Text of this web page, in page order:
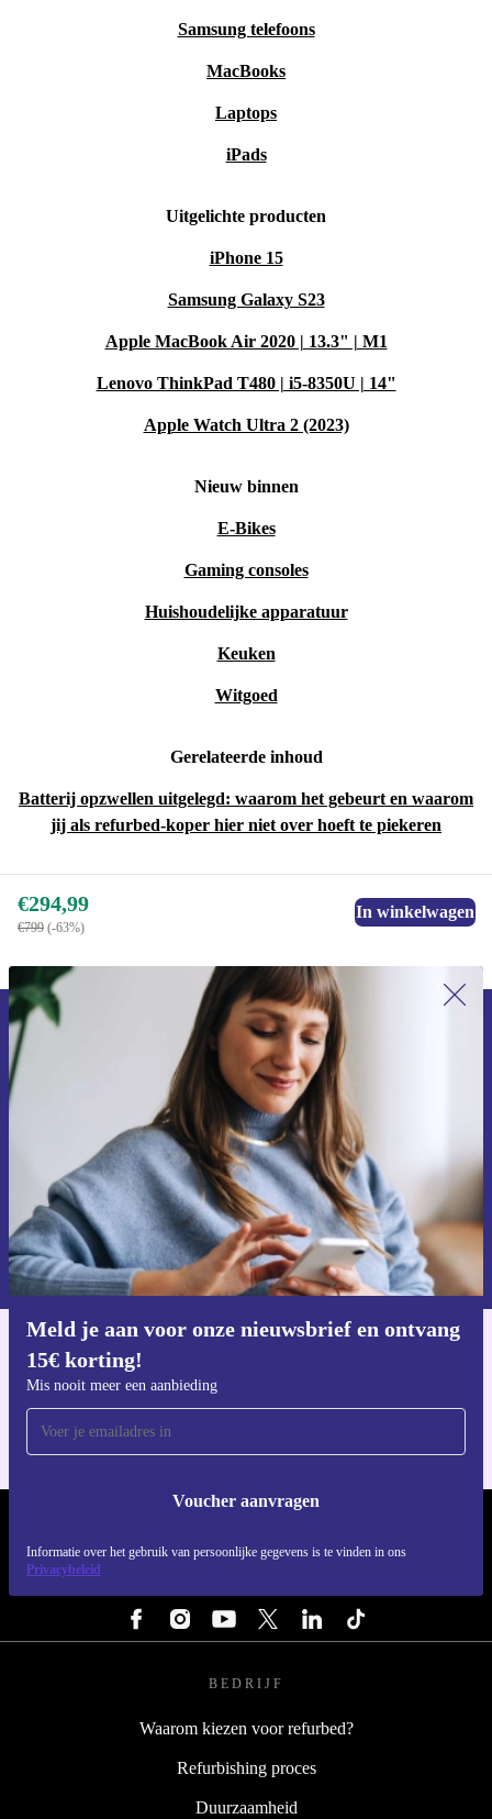
Omarm vandaag nog de toekomst van mobiele
Samsung telefoons
MacBooks
Laptops
iPads
Uitgelichte producten
iPhone 15
Samsung Galaxy S23
Apple MacBook Air 2020 | 13.3" | M1
Lenovo ThinkPad T480 | i5-8350U | 14"
Apple Watch Ultra 2 (2023)
Nieuw binnen
E-Bikes
Gaming consoles
Huishoudelijke apparatuur
Keuken
Witgoed
Gerelateerde inhoud
Batterij opzwellen uitgelegd: waarom het gebeurt en waarom
jij als refurbed-koper hier niet over hoeft te piekeren
€294,99
€799 (-63%)
In winkelwagen
Meld je aan voor onze nieuwsbrief en ontvang
15€ korting!
Mis nooit meer een aanbieding
Voucher aanvragen
Informatie over het gebruik van persoonlijke gegevens is te vinden in ons
Privacybeleid
Meld je aan voor onze nieuwsbrief en
ontvang €15 korting!
Mis nooit meer een aanbieding.
Voucher aanvragen
Informatie over het gebruik van persoonsgegevens vind je in ons
privacybeleid.
Voor iOS en Android
BEDRIJF
Waarom kiezen voor refurbed?
Refurbishing proces
Duurzaamheid